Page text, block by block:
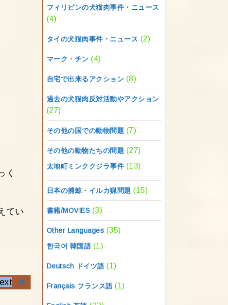
く
てい
Next
フィリピンの犬猫肉事件・ニュース
(4)
タイの犬猫肉事件・ニュース (2)
マーク・チン (4)
自宅で出来るアクション (8)
過去の犬猫肉反対活動やアクション
(27)
その他の国での動物問題 (7)
その他の動物たちの問題 (27)
太地町ミンククジラ事件 (13)
日本の捕鯨・イルカ猟問題 (15)
書籍/MOVIES (3)
Other Languages (35)
한국어 韓国語 (1)
Deutsch ドイツ語 (1)
Français フランス語 (1)